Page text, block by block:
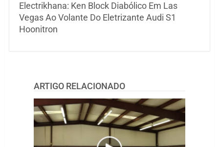
Electrikhana: Ken Block Diabólico Em Las
Vegas Ao Volante Do Eletrizante Audi S1
Hoonitron
ARTIGO RELACIONADO